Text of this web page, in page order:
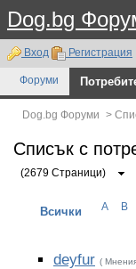
Dog.bg
Вход Регистрация
Форуми
Dog.bg Форуми >
Списък с
(2679 Страници)
Всички A B
deyfur (